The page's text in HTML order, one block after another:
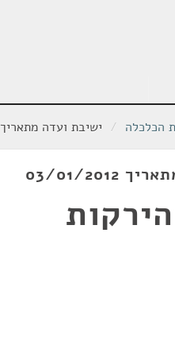
הכלכלה / ישיבת ועדה מתאריך 03/01/2012